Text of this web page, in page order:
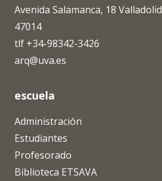
Avenida Salamanca, 18 Valladolid
47014
tlf +34-98342-3426
arq@uva.es
escuela
Administración
Estudiantes
Profesorado
Biblioteca ETSAVA